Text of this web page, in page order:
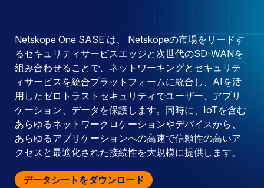
Netskope One SASE は、 Netskopeの市場をリードす
るセキュリティサービスエッジと次世代のSD-WANを
組み合わせることで、ネットワーキングとセキュリテ
ィサービスを統合プラットフォームに統合し、AIを活
用したゼロトラストセキュリティでユーザー、アプリ
ケーション、データを保護します。同時に、IoTを含む
あらゆるネットワークロケーションやデバイスから、
あらゆるアプリケーションへの高速で信頼性の高いア
クセスと最適化された接続性を大規模に提供します。
データシートをダウンロード